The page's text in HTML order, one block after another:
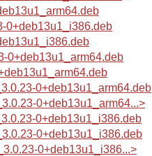
0+deb13u1_i386.deb
0+deb13u1_arm64.deb
0+deb13u1_arm64.deb
0+deb13u1_arm64...>
0+deb13u1_i386.deb
0+deb13u1_i386.deb
0+deb13u1_i386...>